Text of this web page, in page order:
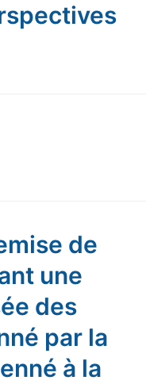
de
une
des
par la
à la